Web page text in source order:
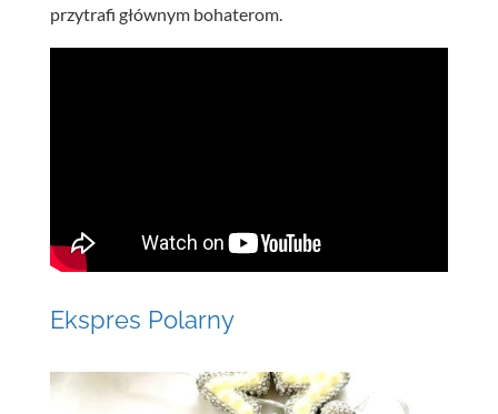
przytrafi głównym bohaterom.
Ekspres Polarny